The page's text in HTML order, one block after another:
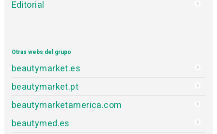
Editorial
Otras webs del grupo
beautymarket.es
beautymarket.pt
beautymarketamerica.com
beautymed.es